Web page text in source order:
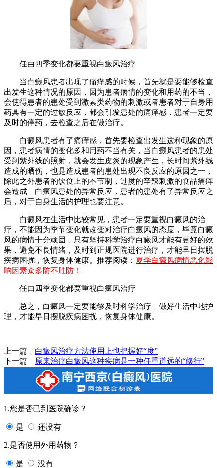
任由四季变化都要重视白癜风治疗
当白癜风患者出现了痛痒感的时候，首先就是要能够检查
出发生这种情况的原因，因为患者病情的变化和用药的不当，
会使得患者的患处受到激素类药物的刺激或者患者对于自身用
药具有一定的过敏反应，都会引发患处的痛痒感，患者一定要
及时的停药，去检查之后在做治疗。
白癜风患者有了痛痒感，首先要检查出发生这种现象的原
因，患者病情的变化多和用药不当有关，当白癜风患者的患处
受到紫外线的照射，就会发生皮炎的现象产生，长时间紫外线
造成的晒伤，也是造成患者的患处出现不良反应的原因之一，
除此之外患者的饮食上的不节制，过度的辛辣刺激的食品痛痒
会造成，白癜风患处的异常反应，患者的患处有了异常反应之
后，对于自身生活的护理也要注意。
白癜风在生活中比较常见，患者一定要重视白癜风的治
疗，不能因为季节变化就改变对治疗白癜风的态度，毕竟白癜
风的病情十分顽固，只有坚持科学治疗白癜风才能有更好的效
果，避免不良情绪，及时到正规医院进行治疗，才能早日摆脱
疾病困扰，恢复身体健康。推荐阅读： 夏季白癜风病情恶化影
响因素众多防不胜防！
任由四季变化都要重视白癜风治疗
总之，白癜风一定要能够及时科学治疗，做好生活中地护
理，才能早日摆脱疾病困扰，恢复身体健康。
上一篇： 白癜风治疗方法使用上也把握好“度”
下一篇： 原来治疗白癜风这种疾病是一种任重道远的“修行”
1.您是否已到医院确诊？
是 还没有
2.是否使用外用药物？
是 没有